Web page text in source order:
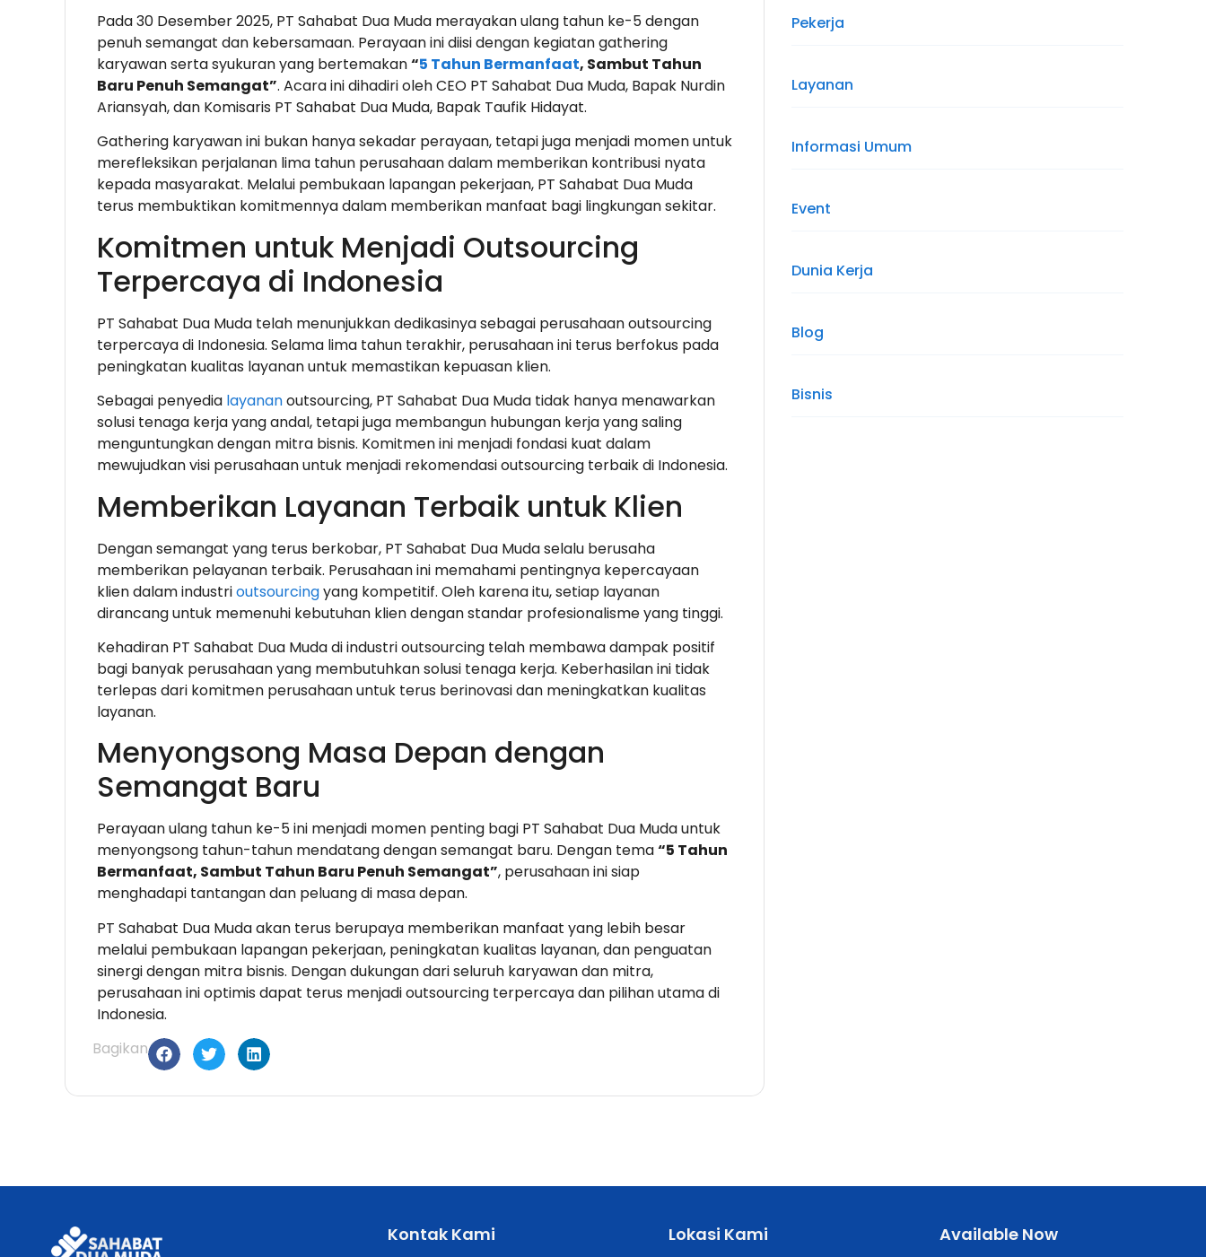
Pada 30 Desember 2025, PT Sahabat Dua Muda merayakan ulang tahun ke-5 dengan
penuh semangat dan kebersamaan. Perayaan ini diisi dengan kegiatan gathering
karyawan serta syukuran yang bertemakan“5 Tahun Bermanfaat, Sambut Tahun
Baru Penuh Semangat”. Acara ini dihadiri oleh CEO PT Sahabat Dua Muda, Bapak Nurdin
Ariansyah, dan Komisaris PT Sahabat Dua Muda, Bapak Taufik Hidayat.
Gathering karyawan ini bukan hanya sekadar perayaan, tetapi juga menjadi momen untuk
merefleksikan perjalanan lima tahun perusahaan dalam memberikan kontribusi nyata
kepada masyarakat. Melalui pembukaan lapangan pekerjaan, PT Sahabat Dua Muda
terus membuktikan komitmennya dalam memberikan manfaat bagi lingkungan sekitar.
Komitmen untuk Menjadi Outsourcing
Terpercaya di Indonesia
PT Sahabat Dua Muda telah menunjukkan dedikasinya sebagai perusahaan outsourcing
terpercaya di Indonesia. Selama lima tahun terakhir, perusahaan ini terus berfokus pada
peningkatan kualitas layanan untuk memastikan kepuasan klien.
Sebagai penyedia layananoutsourcing, PT Sahabat Dua Muda tidak hanya menawarkan
solusi tenaga kerja yang andal, tetapi juga membangun hubungan kerja yang saling
menguntungkan dengan mitra bisnis. Komitmen ini menjadi fondasi kuat dalam
mewujudkan visi perusahaan untuk menjadi rekomendasi outsourcing terbaik di Indonesia.
Memberikan Layanan Terbaik untuk Klien
Dengan semangat yang terus berkobar, PT Sahabat Dua Muda selalu berusaha
memberikan pelayanan terbaik. Perusahaan ini memahami pentingnya kepercayaan
klien dalam industrioutsourcingyang kompetitif. Oleh karena itu, setiap layanan
dirancang untuk memenuhi kebutuhan klien dengan standar profesionalisme yang tinggi.
Kehadiran PT Sahabat Dua Muda di industri outsourcing telah membawa dampak positif
bagi banyak perusahaan yang membutuhkan solusi tenaga kerja. Keberhasilan ini tidak
terlepas dari komitmen perusahaan untuk terus berinovasi dan meningkatkan kualitas
layanan.
Menyongsong Masa Depan dengan
Semangat Baru
Perayaan ulang tahun ke-5 ini menjadi momen penting bagi PT Sahabat Dua Muda untuk
menyongsong tahun-tahun mendatang dengan semangat baru. Dengan tema“5 Tahun
Bermanfaat, Sambut Tahun Baru Penuh Semangat”, perusahaan ini siap
menghadapi tantangan dan peluang di masa depan.
PT Sahabat Dua Muda akan terus berupaya memberikan manfaat yang lebih besar
melalui pembukaan lapangan pekerjaan, peningkatan kualitas layanan, dan penguatan
sinergi dengan mitra bisnis. Dengan dukungan dari seluruh karyawan dan mitra,
perusahaan ini optimis dapat terus menjadi outsourcing terpercaya dan pilihan utama di
Indonesia.
Bagikan
Pekerja
Layanan
Informasi Umum
Event
Dunia Kerja
Blog
Bisnis
Kontak Kami Lokasi Kami Available Now